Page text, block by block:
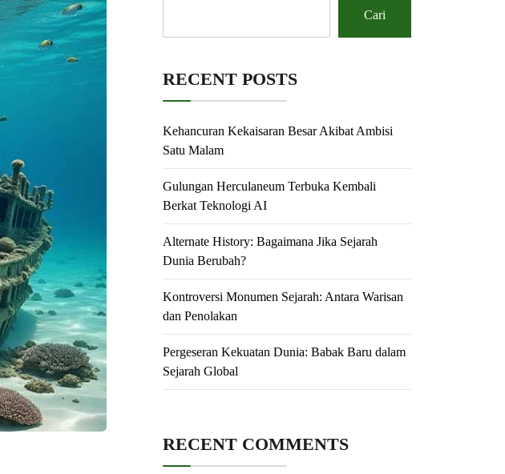
Cari
RECENT POSTS
Kehancuran Kekaisaran Besar Akibat Ambisi
Satu Malam
Gulungan Herculaneum Terbuka Kembali
Berkat Teknologi AI
Alternate History: Bagaimana Jika Sejarah
Dunia Berubah?
Kontroversi Monumen Sejarah: Antara Warisan
dan Penolakan
Pergeseran Kekuatan Dunia: Babak Baru dalam
Sejarah Global
RECENT COMMENTS